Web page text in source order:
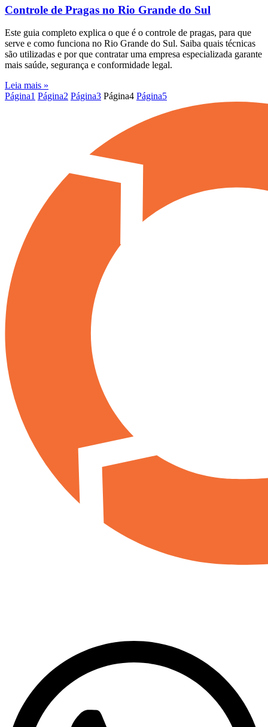
Controle de Pragas no Rio Grande do Sul
Este guia completo explica o que é o controle de pragas, para que
serve e como funciona no Rio Grande do Sul. Saiba quais técnicas
são utilizadas e por que contratar uma empresa especializada garante
mais saúde, segurança e conformidade legal.
Leia mais »
Página1 Página2 Página3 Página4 Página5